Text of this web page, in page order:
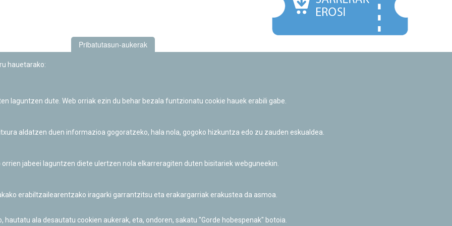
Informazio publikoa eskatzeko baimena
Pribatutasun-aukerak
hauetarako:
laguntzen dute. Web orriak ezin du behar bezala funtzionatu cookie hauek erabili gabe.
aldatzen duen informazioa gogoratzeko, hala nola, gogoko hizkuntza edo zu zauden eskualdea.
jabeei laguntzen diete ulertzen nola elkarreragiten duten bisitariek webguneekin.
erabiltzailearentzako iragarki garrantzitsu eta erakargarriak erakustea da asmoa.
ala desautatu cookien aukerak, eta, ondoren, sakatu "Gorde hobespenak" botoia.